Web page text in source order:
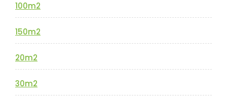
100m2
150m2
20m2
30m2